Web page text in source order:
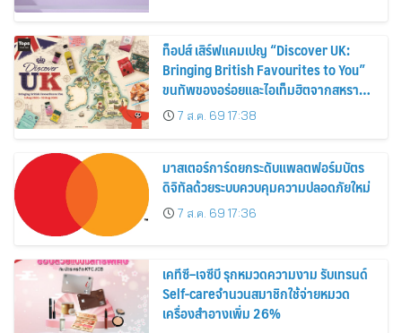
ท็อปส์ เสิร์ฟแคมเปญ “Discover UK:
Bringing British Favourites to You”
ขนทัพของอร่อยและไอเท็มฮิตจากสหราช
อาณาจักร ส่งตรงถึงมือตั้งแต่วันนี้ – 18
สิงหาคมนี้
7 ส.ค. 69 17:38
มาสเตอร์การ์ดยกระดับแพลตฟอร์มบัตร
ดิจิทัลด้วยระบบควบคุมความปลอดภัยใหม่
7 ส.ค. 69 17:36
เคทีซี–เจซีบี รุกหมวดความงาม รับเทรนด์
Self-careจำนวนสมาชิกใช้จ่ายหมวด
เครื่องสำอางเพิ่ม 26%